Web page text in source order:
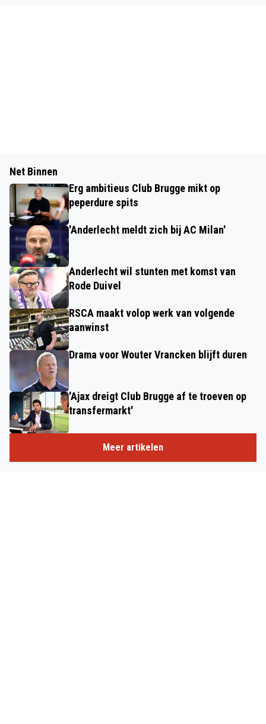
Net Binnen
Erg ambitieus Club Brugge mikt op
peperdure spits
'Anderlecht meldt zich bij AC Milan'
Anderlecht wil stunten met komst van
Rode Duivel
RSCA maakt volop werk van volgende
aanwinst
Drama voor Wouter Vrancken blijft duren
'Ajax dreigt Club Brugge af te troeven op
transfermarkt'
Meer artikelen